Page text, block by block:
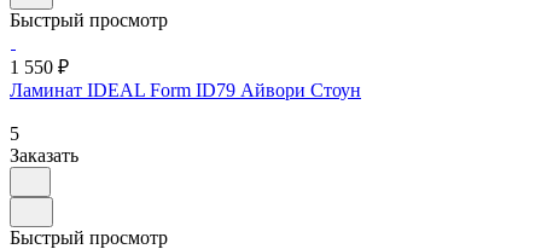
Быстрый просмотр
1 550 ₽
Ламинат IDEAL Form ID79 Айвори Стоун
5
Заказать
Быстрый просмотр